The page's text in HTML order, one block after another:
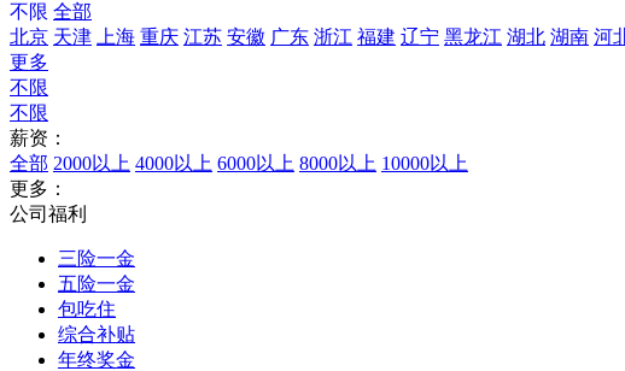
不限 全部
北京 天津 上海 重庆 江苏 安徽 广东 浙江 福建 辽宁 黑龙江 湖北 湖南 河
更多
不限
不限
薪资：
全部 2000以上 4000以上 6000以上 8000以上 10000以上
更多：
公司福利
三险一金
五险一金
包吃住
综合补贴
年终奖金